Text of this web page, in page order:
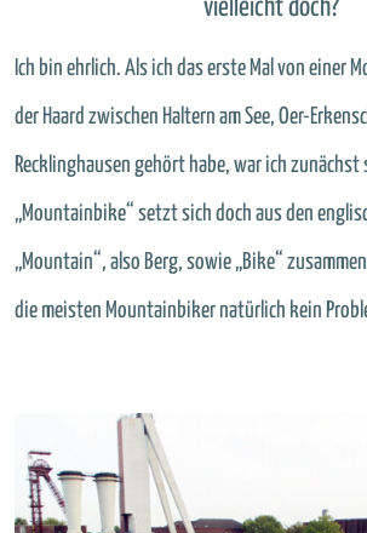
vielleicht doch?
Ich bin ehrlich. Als ich das erste Mal von einer
der Haard zwischen Haltern am See, Oer-
Recklinghausen gehört habe, war ich
„Mountainbike“ setzt sich doch aus den
„Mountain“, also Berg, sowie „Bike“
die meisten Mountainbiker natürlich kein